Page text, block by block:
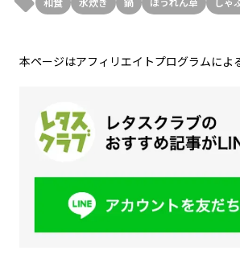
本ページはアフィリエイトプログラムによ